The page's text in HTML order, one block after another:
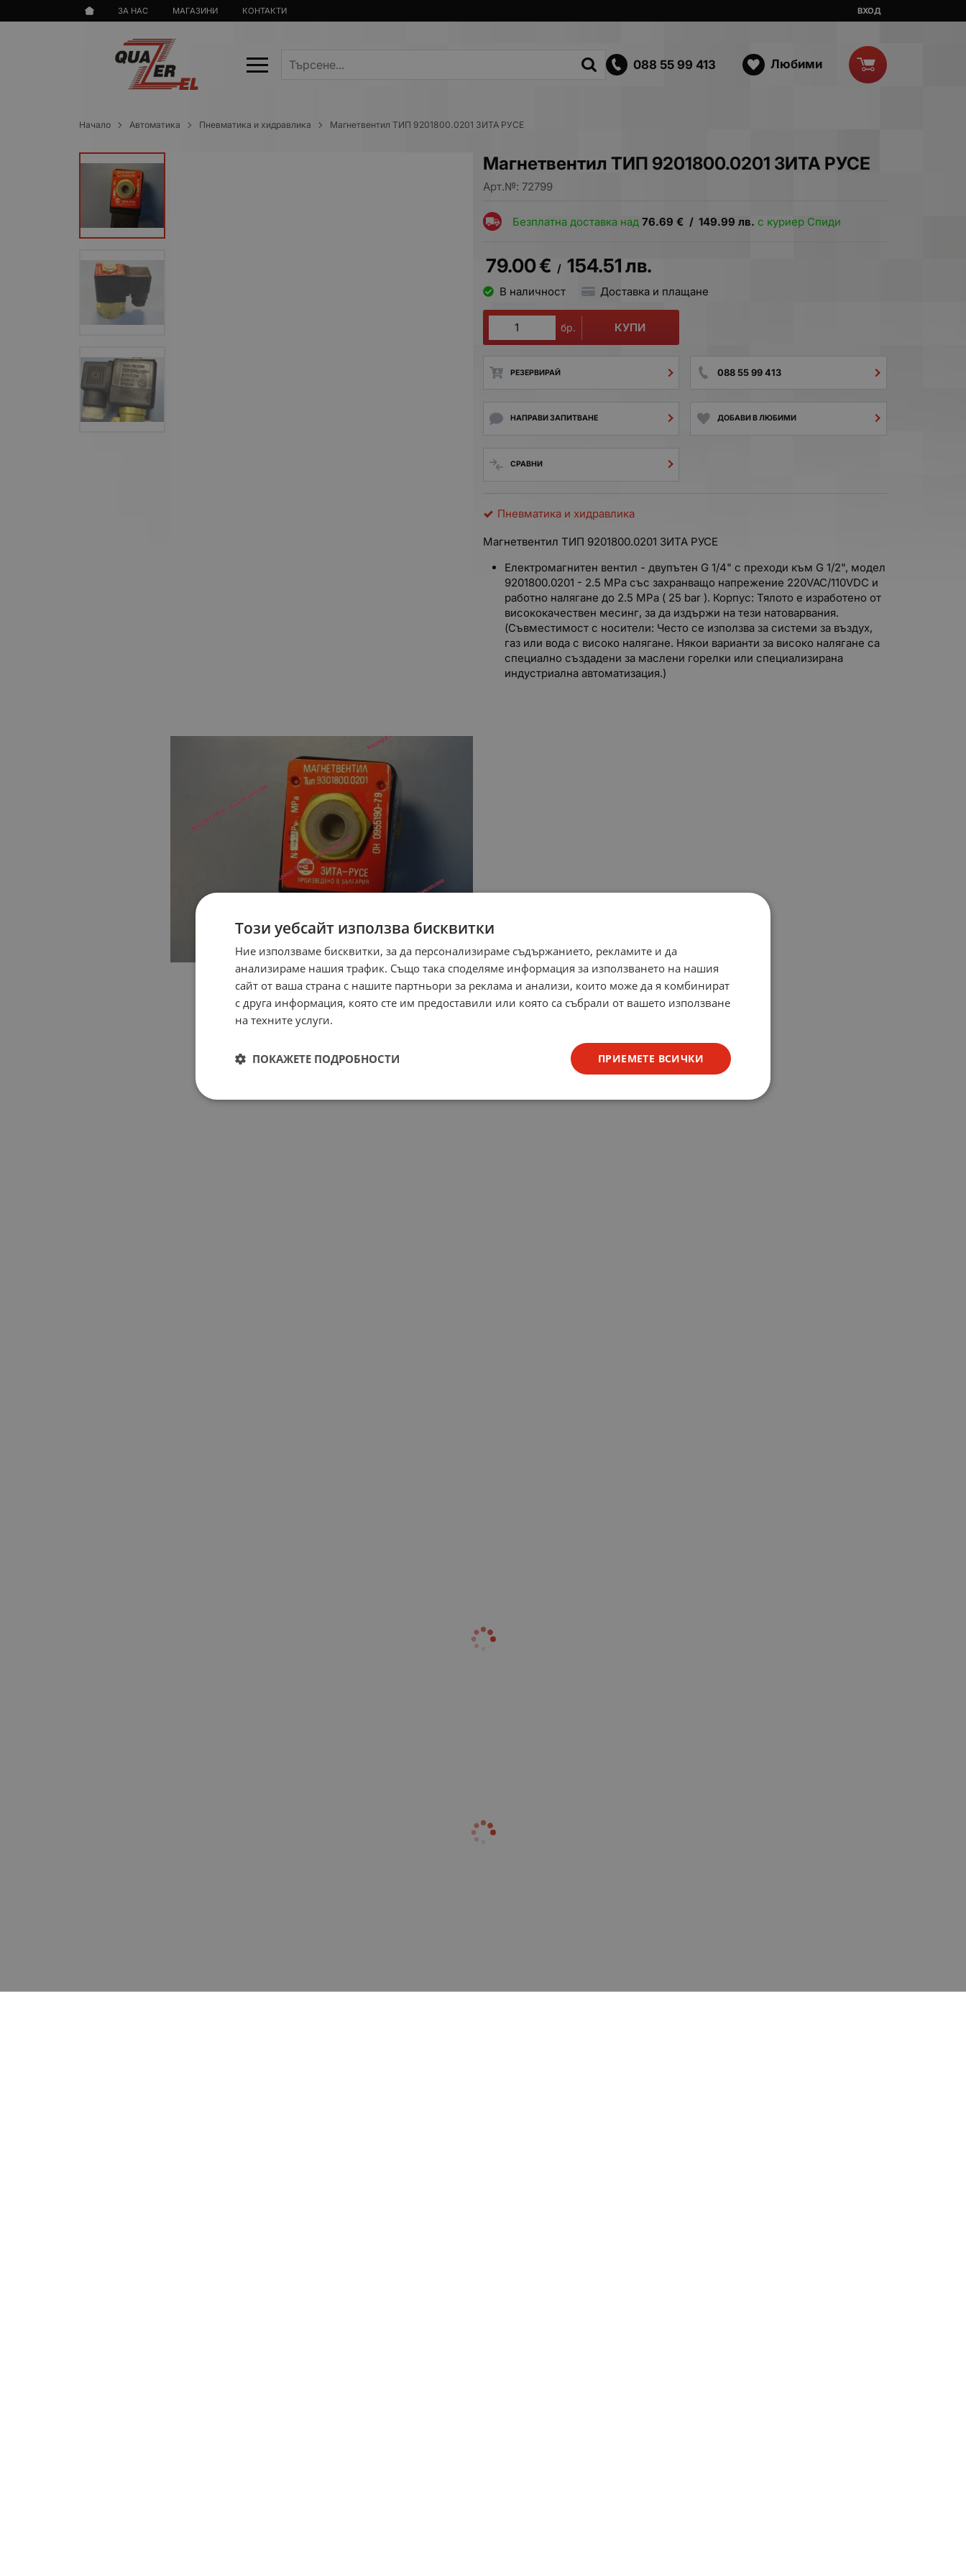
ЗА НАС МАГАЗИНИ КОНТАКТИ ВХОД
088 55 99 413 Любими
Начало Автоматика Пневматика и хидравлика Магнетвентил ТИП 9201800.0201 ЗИТА РУСЕ
Магнетвентил ТИП 9201800.0201 ЗИТА РУСЕ
Арт.№: 72799
Безплатна доставка над76.69 € / 149.99 лв. с куриер Спиди
79.00€ / 154.51лв.
В наличност Доставка и плащане
бр. КУПИ
РЕЗЕРВИРАЙ 088 55 99 413
НАПРАВИ ЗАПИТВАНЕ ДОБАВИ В ЛЮБИМИ
СРАВНИ
Пневматика и хидравлика
Магнетвентил ТИП 9201800.0201 ЗИТА РУСЕ
Електромагнитен вентил - двупътен G 1/4" с преходи към G 1/2", модел
9201800.0201 - 2.5 MPa със захранващо напрежение 220VAC/110VDC и
работно налягане до 2.5 MPa ( 25 bar ). Корпус: Тялото е изработено от
висококачествен месинг, за да издържи на тези натоварвания.
(Съвместимост с носители: Често се използва за системи за въздух,
газ или вода с високо налягане. Някои варианти за високо налягане са
специално създадени за маслени горелки или специализирана
индустриална автоматизация.)
Този уебсайт използва бисквитки
Ние използваме бисквитки, за да персонализираме съдържанието, рекламите и да
анализираме нашия трафик. Също така споделяме информация за използването на нашия
сайт от ваша страна с нашите партньори за реклама и анализи, които може да я комбинират
с друга информация, която сте им предоставили или която са събрали от вашето използване
на техните услуги.
ПРИЕМЕТЕ ВСИЧКИ
ПОКАЖЕТЕ ПОДРОБНОСТИ